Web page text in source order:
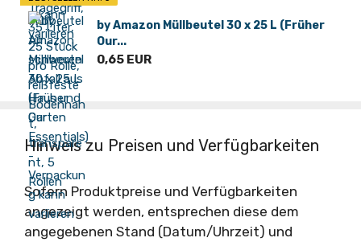
by Amazon Müllbeutel 30 x 25 L (Früher
Our...
0,65 EUR
Hinweis zu Preisen und Verfügbarkeiten
Sofern Produktpreise und Verfügbarkeiten
angezeigt werden, entsprechen diese dem
angegebenen Stand (Datum/Uhrzeit) und